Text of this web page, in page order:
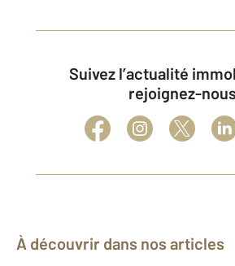
Suivez l’actualité immobilière et
rejoignez-nous
À découvrir dans nos articles